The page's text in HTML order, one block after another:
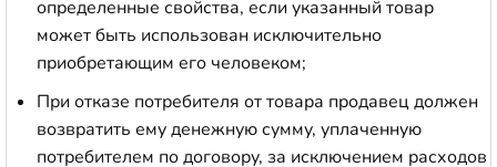
определенные свойства, если указанный товар
может быть использован исключительно
приобретающим его человеком;
При отказе потребителя от товара продавец должен
возвратить ему денежную сумму, уплаченную
потребителем по договору, за исключением расходов